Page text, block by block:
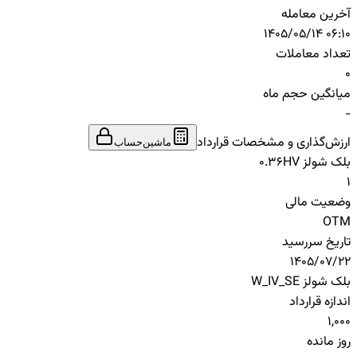
آخرین معامله
1405/05/14 06:10
تعداد معاملات
0
میانگین حجم ماه
-
ارزش‌گذاری و مشخصات قرارداد
ماشین‌حساب
بلک شولز HV
0.36
1
وضعیت مالی
OTM
تاریخ سررسید
1405/07/22
بلک شولز W_IV_SE
اندازه قرارداد
1,000
روز مانده